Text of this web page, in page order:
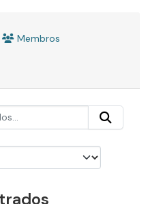
Membros